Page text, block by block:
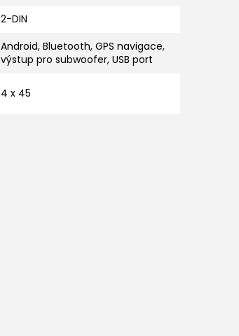
2-DIN
Android, Bluetooth, GPS navigace,
výstup pro subwoofer, USB port
4 x 45